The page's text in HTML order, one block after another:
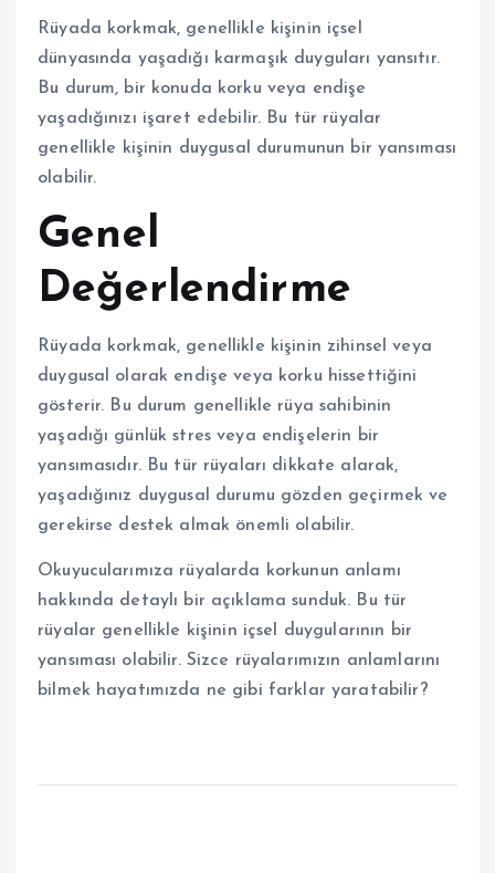
Rüyada korkmak, genellikle kişinin içsel
dünyasında yaşadığı karmaşık duyguları yansıtır.
Bu durum, bir konuda korku veya endişe
yaşadığınızı işaret edebilir. Bu tür rüyalar
genellikle kişinin duygusal durumunun bir yansıması
olabilir.
Genel
Değerlendirme
Rüyada korkmak, genellikle kişinin zihinsel veya
duygusal olarak endişe veya korku hissettiğini
gösterir. Bu durum genellikle rüya sahibinin
yaşadığı günlük stres veya endişelerin bir
yansımasıdır. Bu tür rüyaları dikkate alarak,
yaşadığınız duygusal durumu gözden geçirmek ve
gerekirse destek almak önemli olabilir.
Okuyucularımıza rüyalarda korkunun anlamı
hakkında detaylı bir açıklama sunduk. Bu tür
rüyalar genellikle kişinin içsel duygularının bir
yansıması olabilir. Sizce rüyalarımızın anlamlarını
bilmek hayatımızda ne gibi farklar yaratabilir?